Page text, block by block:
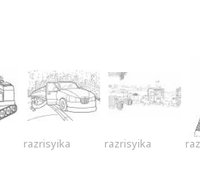
razrisyika razrisyika